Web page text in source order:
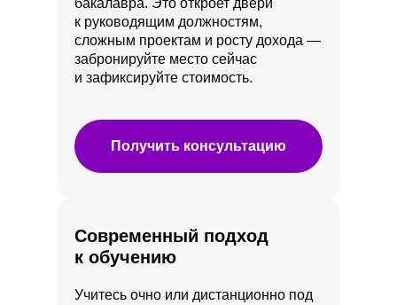
бакалавра. Это откроет двери
к руководящим должностям,
сложным проектам и росту дохода —
забронируйте место сейчас
и зафиксируйте стоимость.
Получить консультацию
Современный подход
к обучению
Учитесь очно или дистанционно под